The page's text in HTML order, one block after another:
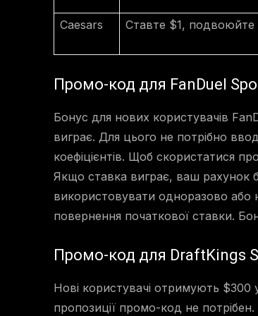
Caesars Ставте $1, подвоюйте
Промо-код для FanDuel
Бонус для нових користувачів
виграє. Для цього не потрібно
коефіцієнтів. Щоб скористатися
Якщо ставка виграє, ваш рахунок
використовувати одноразово або
повернення початкової ставки.
Промо-код для DraftKings
Нові користувачі отримують $300
пропозиції промо-код не